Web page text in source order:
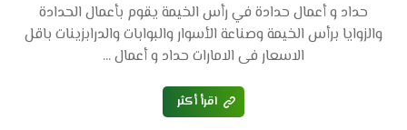
حداد و أعمال حدادة في رأس الخيمة يقوم بأعمال الحدادة
والزوايا برأس الخيمة وصناعة الأسوار والبوابات والدرابزينات باقل
الاسعار فى الامارات حداد و أعمال ...
اقرأ أكثر